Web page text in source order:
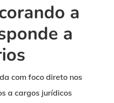
a
a
com foco direto nos
a cargos jurídicos